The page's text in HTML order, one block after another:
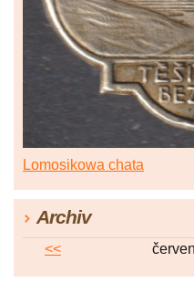
Lomosikowa chata
Archiv
<<